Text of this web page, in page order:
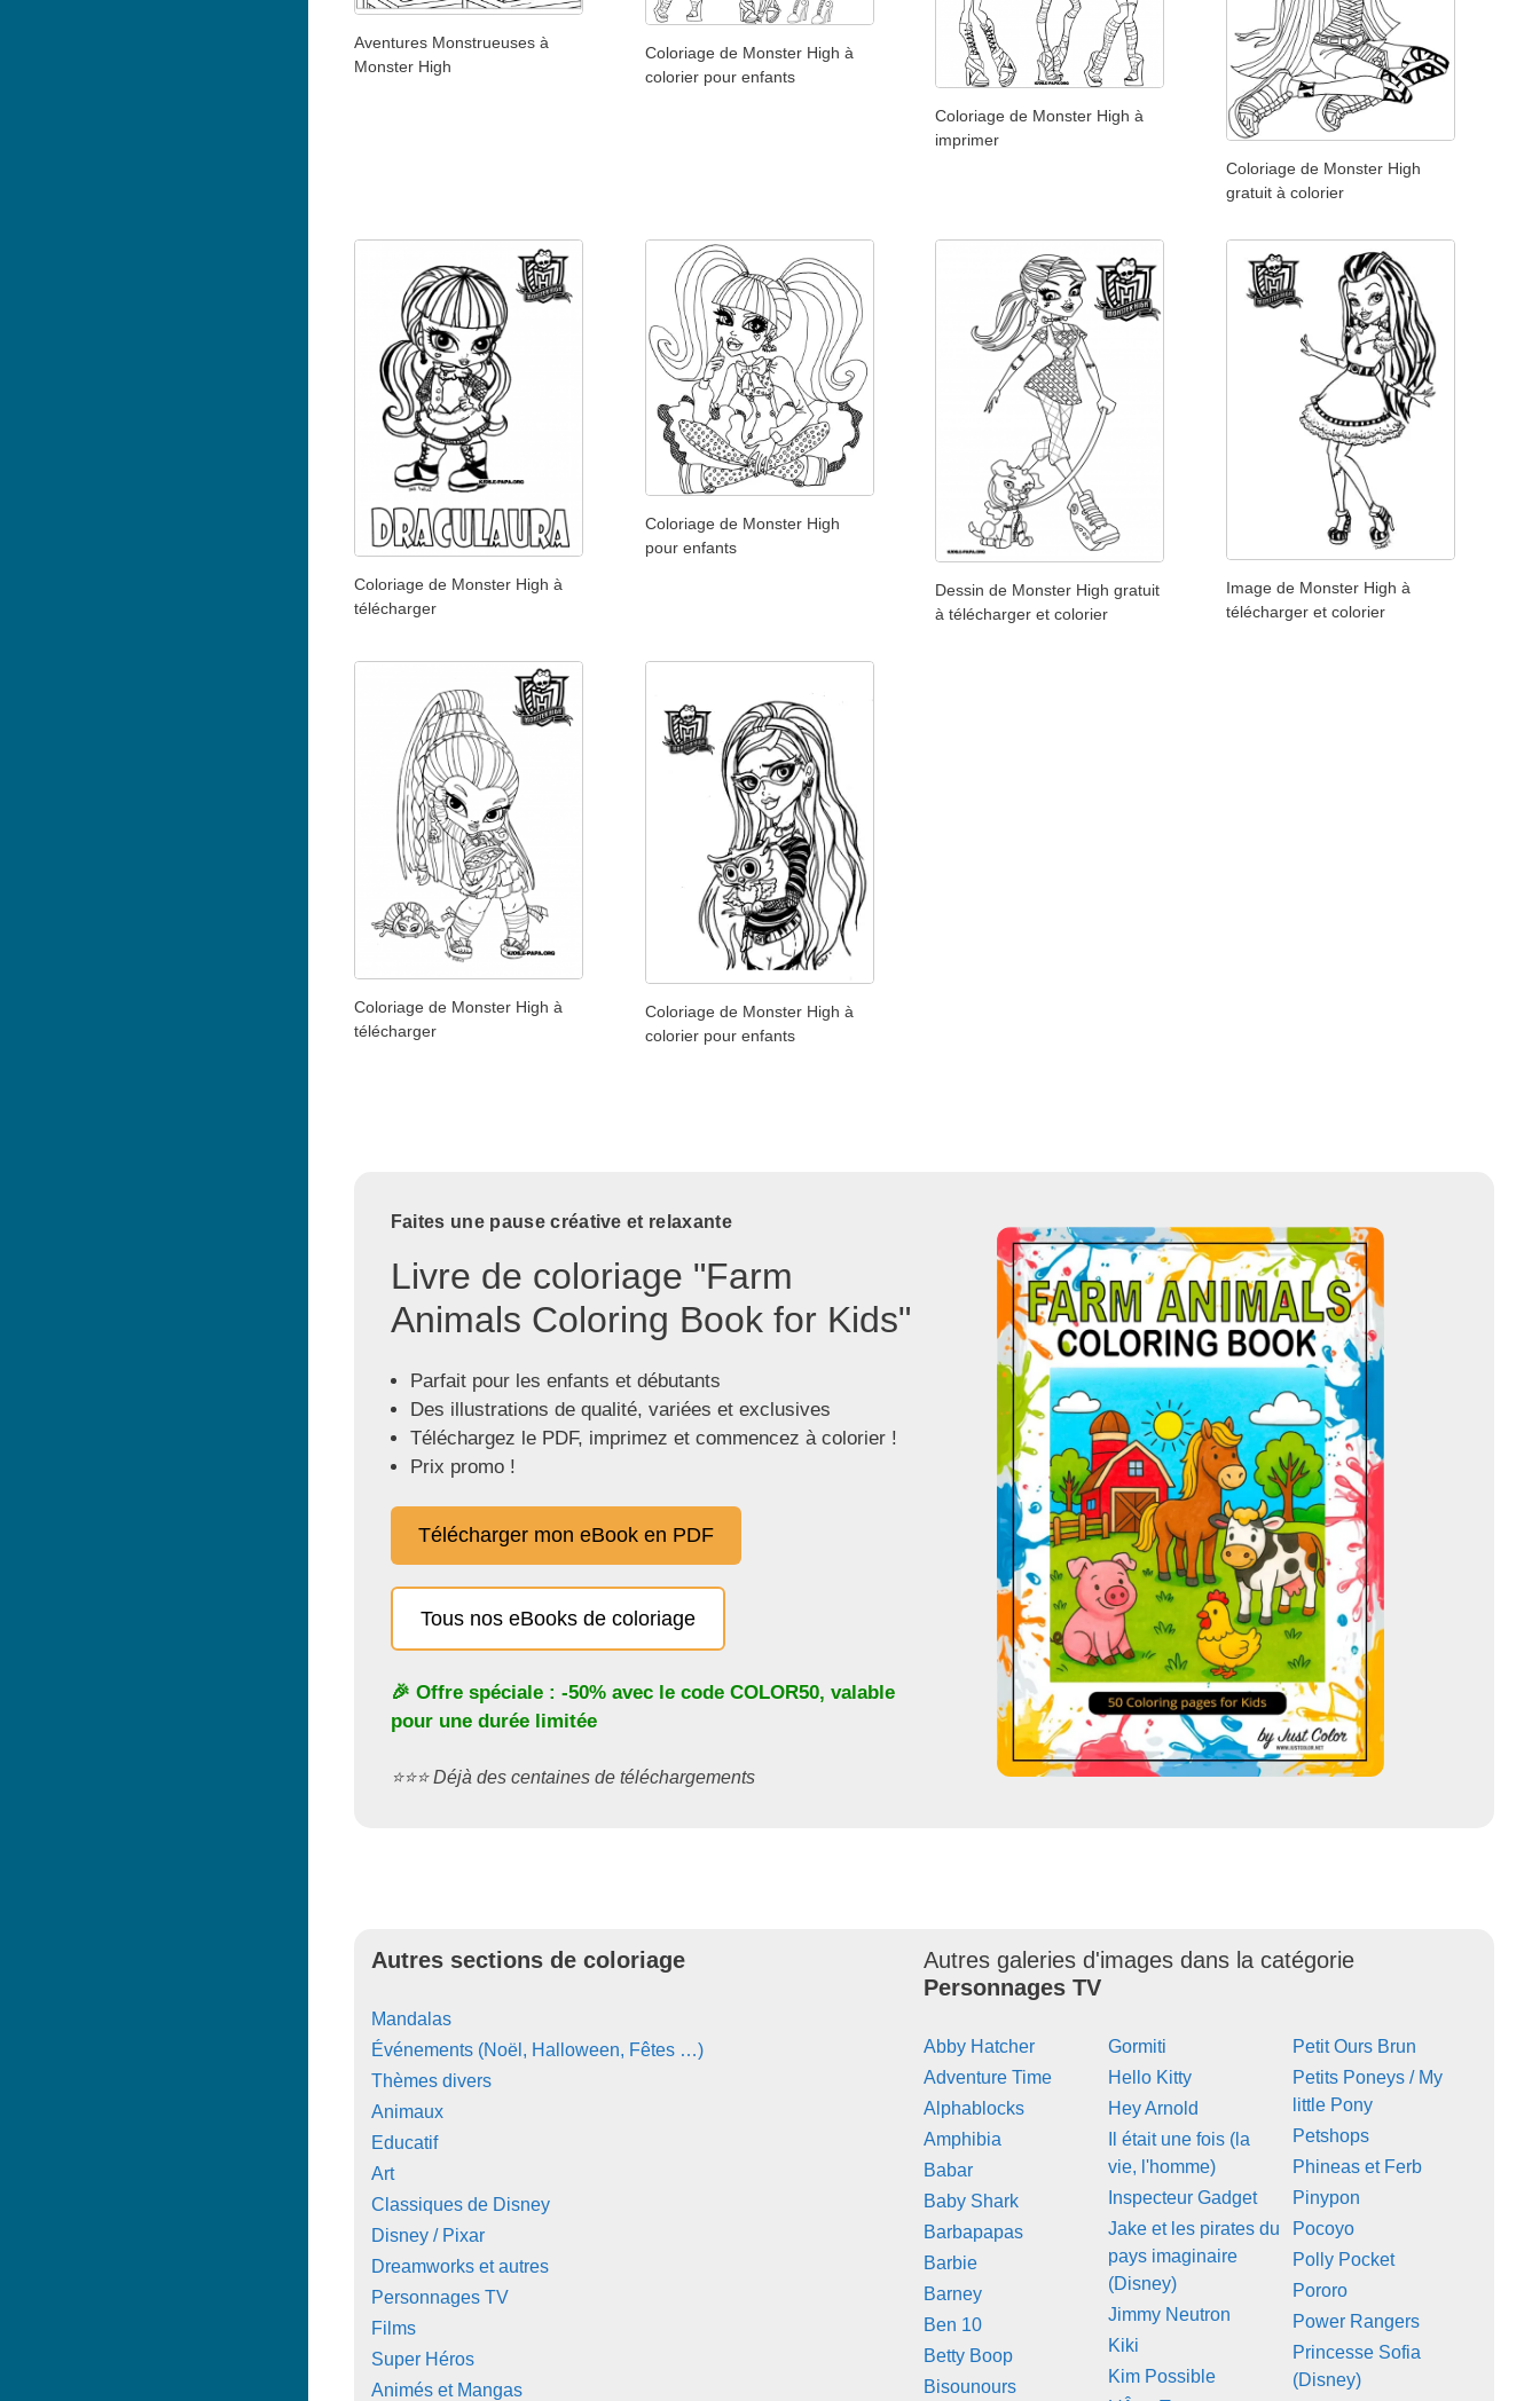
Aventures Monstrueuses à
Monster High
Coloriage de Monster High à
colorier pour enfants
Coloriage de Monster High à
imprimer
Coloriage de Monster High
gratuit à colorier
Coloriage de Monster High à
télécharger
Coloriage de Monster High
pour enfants
Dessin de Monster High gratuit
à télécharger et colorier
Image de Monster High à
télécharger et colorier
Coloriage de Monster High à
télécharger
Coloriage de Monster High à
colorier pour enfants
Faites une pause créative et relaxante
Livre de coloriage "Farm
Animals Coloring Book for Kids"
Parfait pour les enfants et débutants
Des illustrations de qualité, variées et exclusives
Téléchargez le PDF, imprimez et commencez à colorier !
Prix promo !
Télécharger mon eBook en PDF
Tous nos eBooks de coloriage
🎉 Offre spéciale : -50% avec le code COLOR50, valable
pour une durée limitée
⭐️⭐️⭐️ Déjà des centaines de téléchargements
Autres sections de coloriage
Mandalas
Événements (Noël, Halloween, Fêtes …)
Thèmes divers
Animaux
Educatif
Art
Classiques de Disney
Disney / Pixar
Dreamworks et autres
Personnages TV
Films
Super Héros
Animés et Mangas
Autres galeries d'images dans la catégorie
Personnages TV
Abby Hatcher
Adventure Time
Alphablocks
Amphibia
Babar
Baby Shark
Barbapapas
Barbie
Barney
Ben 10
Betty Boop
Bisounours
Gormiti
Hello Kitty
Hey Arnold
Il était une fois (la
vie, l'homme)
Inspecteur Gadget
Jake et les pirates du
pays imaginaire
(Disney)
Jimmy Neutron
Kiki
Kim Possible
Petit Ours Brun
Petits Poneys / My
little Pony
Petshops
Phineas et Ferb
Pinypon
Pocoyo
Polly Pocket
Pororo
Power Rangers
Princesse Sofia
(Disney)